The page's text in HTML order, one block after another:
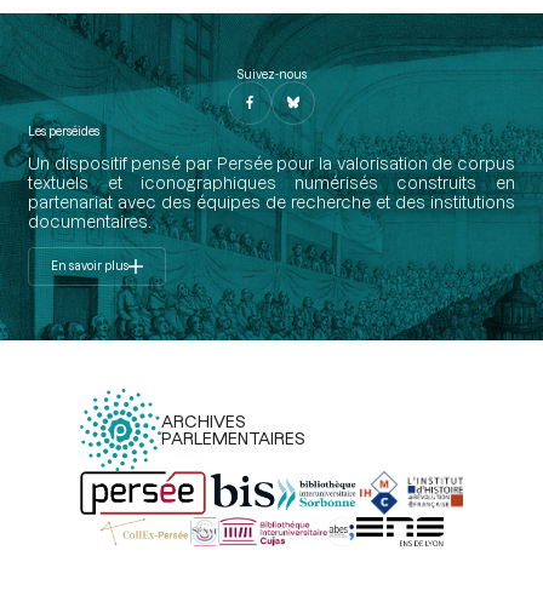
Suivez-nous
Les perséides
Un dispositif pensé par Persée pour la valorisation de corpus
textuels et iconographiques numérisés construits en
partenariat avec des équipes de recherche et des institutions
documentaires.
En savoir plus
ARCHIVES
PARLEMENTAIRES